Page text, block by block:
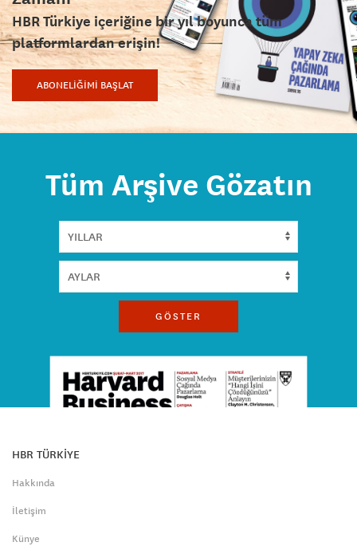
HBR Türkiye içeriğine bir yıl boyunca tüm
platformlardan erişin!
ABONELİĞİMİ BAŞLAT
Tüm Arşive Gözatın
GÖSTER
HBR TÜRKİYE
Hakkında
İletişim
Künye